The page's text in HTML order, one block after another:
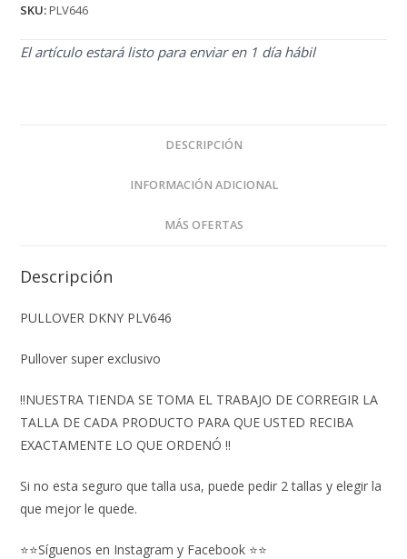
SKU:PLV646
El artículo estará listo para enviar en 1 día hábil
DESCRIPCIÓN
INFORMACIÓN ADICIONAL
MÁS OFERTAS
Descripción
PULLOVER DKNY PLV646
Pullover super exclusivo
‼️NUESTRA TIENDA SE TOMA EL TRABAJO DE CORREGIR LA
TALLA DE CADA PRODUCTO PARA QUE USTED RECIBA
EXACTAMENTE LO QUE ORDENÓ ‼️
Si no esta seguro que talla usa, puede pedir 2 tallas y elegir la
que mejor le quede.
⭐⭐Síguenos en Instagram y Facebook ⭐⭐